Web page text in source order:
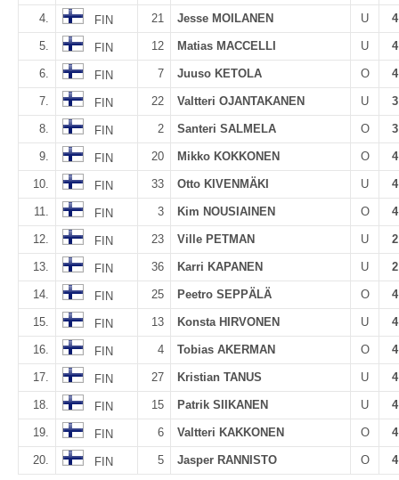
4. FIN 21 Jesse MOILANEN U 4
5. FIN 12 Matias MACCELLI U 4
6. FIN 7 Juuso KETOLA O 4
7. FIN 22 Valtteri OJANTAKANEN U 3
8. FIN 2 Santeri SALMELA O 3
9. FIN 20 Mikko KOKKONEN O 4
10. FIN 33 Otto KIVENMÄKI U 4
11. FIN 3 Kim NOUSIAINEN O 4
12. FIN 23 Ville PETMAN U 2
13. FIN 36 Karri KAPANEN U 2
14. FIN 25 Peetro SEPPÄLÄ O 4
15. FIN 13 Konsta HIRVONEN U 4
16. FIN 4 Tobias AKERMAN O 4
17. FIN 27 Kristian TANUS U 4
18. FIN 15 Patrik SIIKANEN U 4
19. FIN 6 Valtteri KAKKONEN O 4
20. FIN 5 Jasper RANNISTO O 4